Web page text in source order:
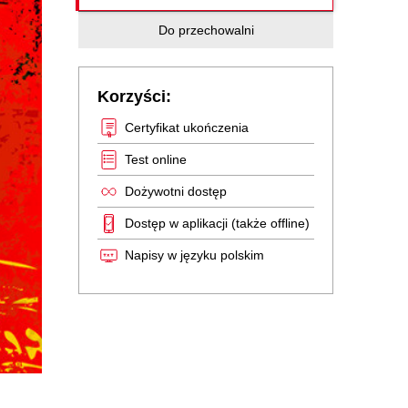
Do przechowalni
Korzyści:
Certyfikat ukończenia
Test online
Dożywotni dostęp
Dostęp w aplikacji (także offline)
Napisy w języku polskim